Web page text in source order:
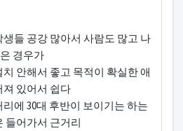
생들 공강 많아서 사람도 많고 나
경우가
치 안해서 좋고 목적이 확실한 애
져 있어서 쉽다
리에 30대 후반이 보이기는 하는
들어가서 근거리